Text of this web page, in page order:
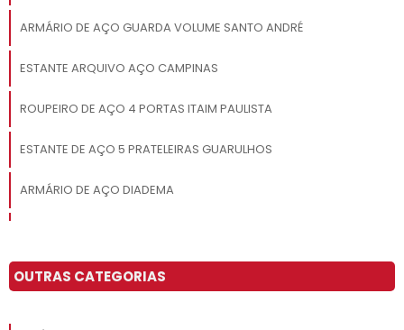
ARMÁRIO DE AÇO GUARDA VOLUME SANTO ANDRÉ
ESTANTE ARQUIVO AÇO CAMPINAS
ROUPEIRO DE AÇO 4 PORTAS ITAIM PAULISTA
ESTANTE DE AÇO 5 PRATELEIRAS GUARULHOS
ARMÁRIO DE AÇO DIADEMA
COMPRAR ESTANTE DE AÇO ITAIM PAULISTA
OUTRAS CATEGORIAS